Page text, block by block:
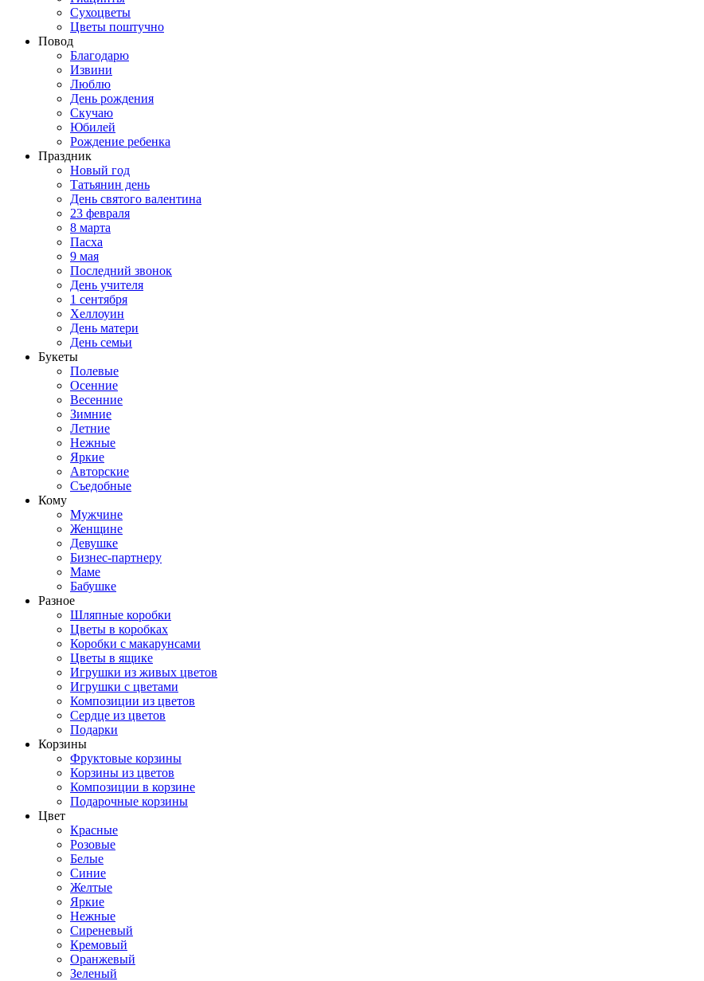
Сухоцветы
Цветы поштучно
Повод
Благодарю
Извини
Люблю
День рождения
Скучаю
Юбилей
Рождение ребенка
Праздник
Новый год
Татьянин день
День святого валентина
23 февраля
8 марта
Пасха
9 мая
Последний звонок
День учителя
1 сентября
Хеллоуин
День матери
День семьи
Букеты
Полевые
Осенние
Весенние
Зимние
Летние
Нежные
Яркие
Авторские
Съедобные
Кому
Мужчине
Женщине
Девушке
Бизнес-партнеру
Маме
Бабушке
Разное
Шляпные коробки
Цветы в коробках
Коробки с макарунсами
Цветы в ящике
Игрушки из живых цветов
Игрушки с цветами
Композиции из цветов
Сердце из цветов
Подарки
Корзины
Фруктовые корзины
Корзины из цветов
Композиции в корзине
Подарочные корзины
Цвет
Красные
Розовые
Белые
Синие
Желтые
Яркие
Нежные
Сиреневый
Кремовый
Оранжевый
Зеленый